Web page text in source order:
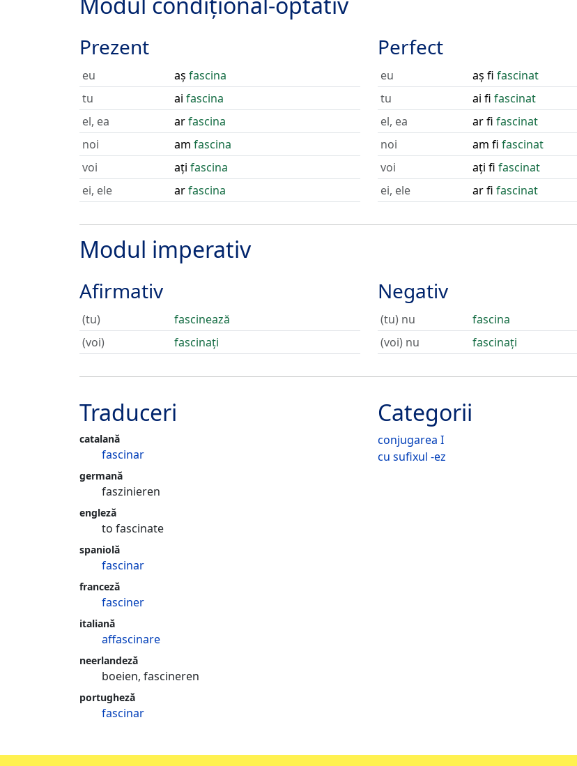
Prezent
eu aș fascina
tu
ai fascina
el, ea
arfascina
noi
am fascina
voi
ați fascina
ei, ele
arfascina
Perfect
eu aș fi fascinat
tu
ai fi fascinat
el, ea
ar fi fascinat
noi
am fi fascinat
voi
ați fi fascinat
ei, ele
ar fi fascinat
Modul imperativ
Afirmativ
(tu)
fascinează
(voi)
fascinați
Negativ
(tu) nu
fascina
(voi) nu
fascinați
Categorii
conjugarea I
cu sufixul -ez
Traduceri
catalană
fascinar
germană
faszinieren
engleză
to fascinate
spaniolă
fascinar
franceză
fasciner
italiană
affascinare
neerlandeză
boeien, fascineren
portugheză
fascinar